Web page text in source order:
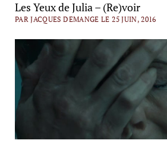
Les Yeux de Julia – (Re)voir
PAR JACQUES DEMANGE LE 25 JUIN, 2016